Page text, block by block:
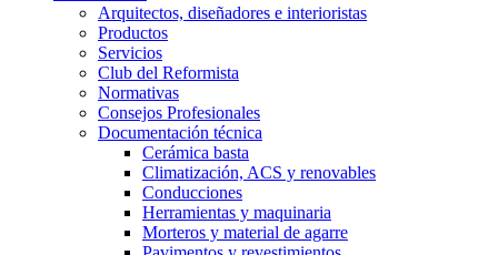
Arquitectos, diseñadores e interioristas
Productos
Servicios
Club del Reformista
Normativas
Consejos Profesionales
Documentación técnica
Cerámica basta
Climatización, ACS y renovables
Conducciones
Herramientas y maquinaria
Morteros y material de agarre